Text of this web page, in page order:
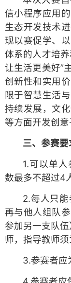
信小程序应用
生态开发技术
现以赛促学、
体系的人才培
让生活更美好”
创新性和实用
限于智慧生活
持续发展，文
等方面开发创意
三、参赛要
1.可以单
数最多不超过4
2.每人只
再与他人组队
参加另一支队
师，指导教师须
3.参赛者应